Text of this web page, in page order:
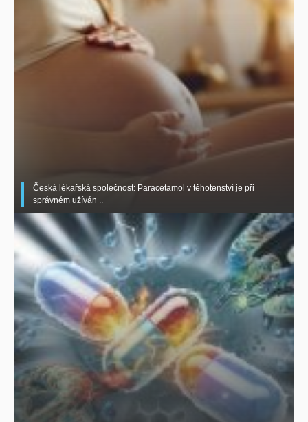
Česká lékařská společnost: Paracetamol v těhotenství je při
správném užíván ..